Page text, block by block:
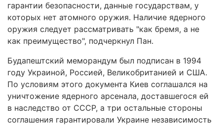
гарантии безопасности, данные государствам, у
которых нет атомного оружия. Наличие ядерного
оружия следует рассматривать "как бремя, а не
как преимущество", подчеркнул Пан.
Будапештский меморандум был подписан в 1994
году Украиной, Россией, Великобританией и США.
По условиям этого документа Киев соглашался на
уничтожение ядерного арсенала, доставшегося ей
в наследство от СССР, а три остальные стороны
соглашения гарантировали Украине независимость